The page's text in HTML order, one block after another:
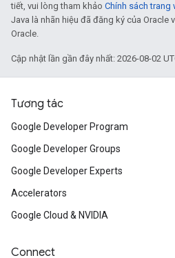
tiết, vui lòng tham khảo Chính sách trang
Java là nhãn hiệu đã đăng ký của Oracle
Oracle.
Cập nhật lần gần đây nhất: 2026-08-02
Tương tác
Google Developer Program
Google Developer Groups
Google Developer Experts
Accelerators
Google Cloud & NVIDIA
Connect